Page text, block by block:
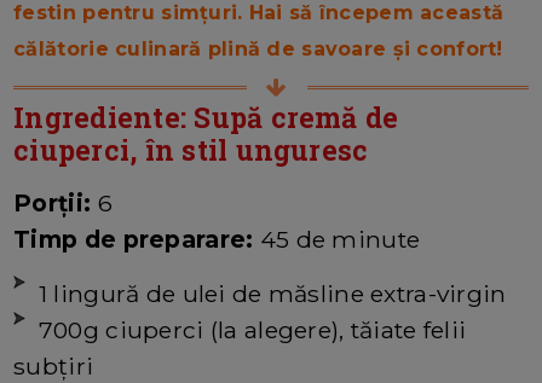
festin pentru simțuri. Hai să începem această
călătorie culinară plină de savoare și confort!
Ingrediente: Supă cremă de
ciuperci, în stil unguresc
Porții: 6
Timp de preparare: 45 de minute
1 lingură de ulei de măsline extra-virgin
700g ciuperci (la alegere), tăiate felii
subțiri